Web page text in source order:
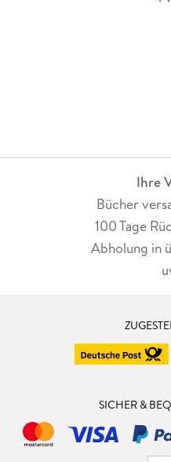
Ihre
Bücher
100 Tage
Abholung in
SICHER &